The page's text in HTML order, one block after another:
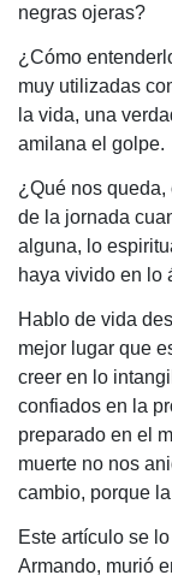
negras ojeras?
¿Cómo
muy utilizadas
la vida, una
amilana el golpe.
¿Qué nos queda,
de la jornada
alguna, lo
haya vivido en lo
Hablo de vida
mejor lugar que
creer en lo
confiados en la
preparado en el
muerte no nos
cambio, porque
Este artículo se
Armando, murió